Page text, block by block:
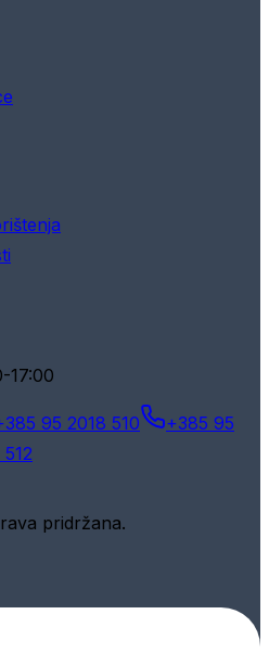
17:00
95 2018 510
+385 95
pridržana.